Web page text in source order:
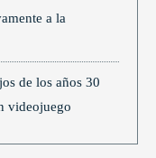
a la
de los años 30
videojuego